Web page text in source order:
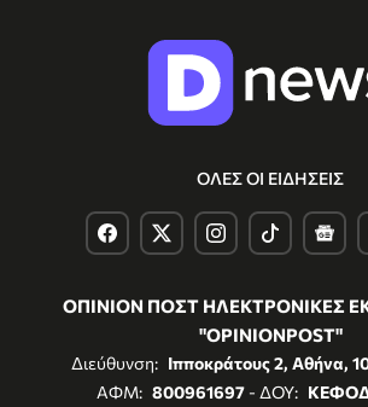
ΟΛΕΣ ΟΙ ΕΙΔΗΣΕΙΣ
ΟΠΙΝΙΟΝ ΠΟΣΤ ΗΛΕΚΤΡΟΝΙΚΕΣ
"OPINIONPOST"
Διεύθυνση: Ιπποκράτους 2, Αθήνα,
ΑΦΜ: 800961697- ΔΟΥ: